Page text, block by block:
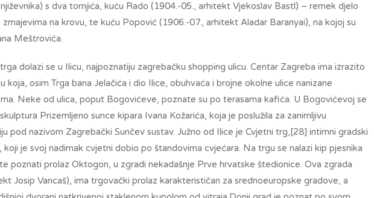
s dva tornjića, kuću Rado (1904.-05., arhitekt Vjekoslav Bastl) – remek djelo
zmajevima na krovu, te kuću Popović (1906.-07., arhitekt Aladar Baranyai), na kojoj su
Meštrovića.
dolazi se u Ilicu, najpoznatiju zagrebačku shopping ulicu. Centar Zagreba ima izrazito
koja, osim Trga bana Jelačića i dio Ilice, obuhvaća i brojne okolne ulice nanizane
Neke od ulica, poput Bogovićeve, poznate su po terasama kafića. U Bogovićevoj se
Prizemljeno sunce kipara Ivana Kožarića, koja je poslužila za zanimljivu
pod nazivom Zagrebački Sunčev sustav. Južno od Ilice je Cvjetni trg,[28] intimni gradski
je svoj nadimak cvjetni dobio po štandovima cvjećara. Na trgu se nalazi kip pjesnika
poznati prolaz Oktogon, u zgradi nekadašnje Prve hrvatske štedionice. Ova zgrada
Josip Vancaš), ima trgovački prolaz karakterističan za srednoeuropske gradove, a